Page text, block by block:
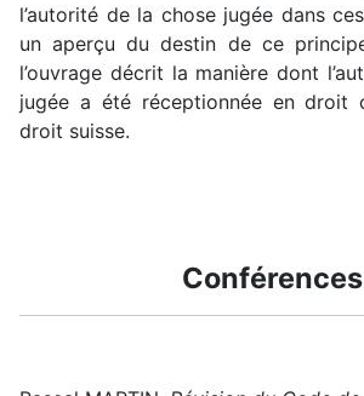
l’autorité de la chose jugée dans
un aperçu du destin de ce
l’ouvrage décrit la manière dont
jugée a été réceptionnée en droit
droit suisse.
Conférences